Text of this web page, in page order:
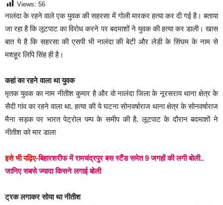
Views: 56
नालंदा के रहने वाले एक युवक की सहरसा में गोली मारकर हत्या कर दी गई है। बताया
जा रहा है कि लूटपाट का विरोध करने पर बदमाशों ने युवक की हत्या कर डाली। खास
बात ये है कि सहरसा की एसपी भी नालंदा की बेटी और लेडी के सिंघम के नाम से
मशहूर लिपि सिंह ही है।
कहां का रहने वाला था युवक
मृतक युवक का नाम नीतीश कुमार है और वो नालंदा जिला के नूरसराय थाना क्षेत्र के
सैदी गांव का रहने वाला था. हत्या की ये घटना सोनवर्षाराज थाना क्षेत्र के सोनवर्षाराज
मैना सड़क पर भारत पेट्रोल पम्प के समीप की है. लूटपाट के दौरान बदमाशों ने
नीतीश को मार डाला
इसे भी पढ़िए-बिहारशरीफ में रामचंद्रपुर बस स्टैंड समेत 9 जगहों की लगी बोली..
जानिए सबसे ज्यादा किसने लगाई बोली
ट्रक लगाकर सोया था नीतीश